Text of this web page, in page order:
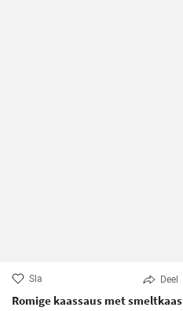
Sla Deel
Romige kaassaus met smeltkaas